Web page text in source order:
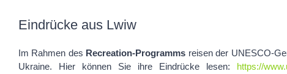
Eindrücke aus Lwiw
Im Rahmen des Recreation-Programms reisen der UNESCO-
Ukraine. Hier können Sie ihre Eindrücke lesen: https://